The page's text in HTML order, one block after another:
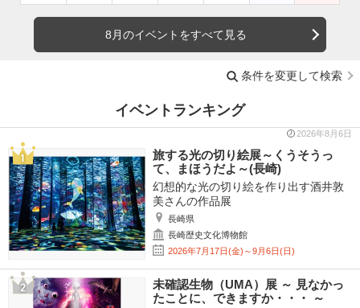
8月のイベントをすべて見る
条件を変更して検索
イベントランキング
2026年8月6日
旅する光の切り絵展～くうそうっ
て、まほうだよ～(長崎)
幻想的な光の切り絵を作り出す酒井敦
美さんの作品展
長崎県
長崎歴史文化博物館
2026年7月17日(金)～9月6日(日)
未確認生物（UMA）展 ～ 見なかっ
たことに、できますか・・・ ～